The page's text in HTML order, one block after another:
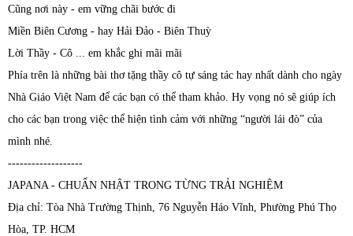
Cũng nơi này - em vững chãi bước đi
Miền Biên Cương - hay Hải Đảo - Biên Thuỳ
Lời Thầy - Cô ... em khắc ghi mãi mãi
Phía trên là những bài thơ tặng thầy cô tự sáng tác hay nhất dành cho ngày
Nhà Giáo Việt Nam để các bạn có thể tham khảo. Hy vọng nó sẽ giúp ích
cho các bạn trong việc thể hiện tình cảm với những “người lái đò” của
mình nhé.
-------------------
JAPANA - CHUẨN NHẬT TRONG TỪNG TRẢI NGHIỆM
Địa chỉ: Tòa Nhà Trường Thịnh, 76 Nguyễn Háo Vĩnh, Phường Phú Thọ
Hòa, TP. HCM